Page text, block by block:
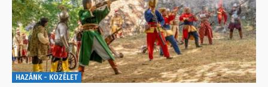
HAZÁNK - KÖZÉLET